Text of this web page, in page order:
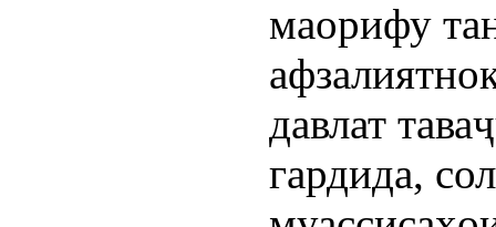
маорифу
давлат
гардида,